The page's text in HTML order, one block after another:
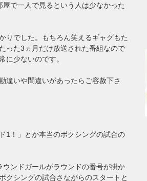
で一人で見るという人は少なかった
りでした。もちろん笑えるギャグもた
った3ヵ月だけ放送された番組なので
に少ないのです。
違いや間違いがあったらご容赦下さ
1！」とか本当のボクシングの試合の
ウンドガールがラウンドの番号が掛か
クシングの試合さながらのスタートと